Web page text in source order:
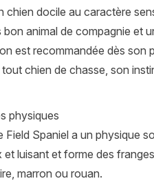
chien docile au caractère
bon animal de compagnie
est recommandée dès
chien de chasse, son
physiques
Field Spaniel a un physique
luisant et forme des
marron ou rouan.